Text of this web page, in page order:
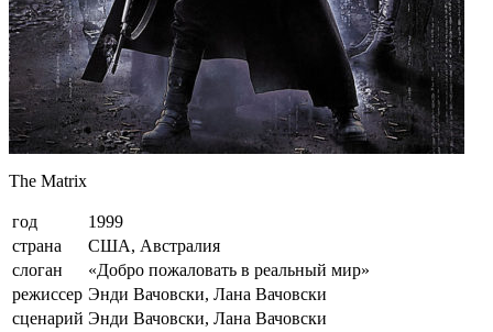
The Matrix
год
1999
страна
США, Австралия
слоган
«Добро пожаловать в реальный мир»
режиссер Энди Вачовски, Лана Вачовски
сценарий Энди Вачовски, Лана Вачовски